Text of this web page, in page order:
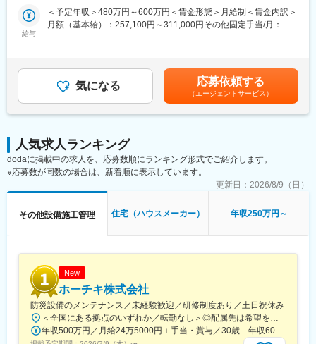
変更の範囲：会社の定める業務
（3）施工スケジュールの作成・調整
（4）現場の進捗管理、安全管理、品質チェック
地元で腰を据えて働きたい方にとって働きやすい環境です。
管理業務も効率化されています。早い方で3か月程度で1棟を主担
当としてお任せするケースもあります。
良く、質問しやすい環境です。
■ 企業の特徴・魅力
宅）をいち早く導入するなど環境配慮型住宅にも積極的。創業50
年の信頼と豊富な土地情報を強みに、知多半島で安定した受注を
継続しています。
また、長期休暇（夏8日・冬11日）、残業は月平均20時間程度、
報奨金・賞与充実など、“働きやすさ”と“成果評価”を両立できる点
も魅力です。
給与
＜予定年収＞480万円～600万円＜賃金形態＞月給制＜賃金内訳＞
月額（基本給）：257,100円～311,000円その他固定手当/月：
業手当＞有＜給与補足＞■その他固定手当・資格手当（一級建築施
工管理技士：20,000円）■月給＋下記手当などを支給・役付手当
（主任：15,000円～）・資格手当（一級建築施工管理技士以外の
資格が対象）・賞与（年2回）賃金はあくまでも目安の金額であ
当を含めた表記です。
気になる 応募依頼する
（エージェントサービス）
人気求人ランキング
dodaに掲載中の求人を、応募数順にランキング形式でご紹介します。
※応募数が同数の場合は、新着順に表示しています。
更新日： 2026/8/9（日）
その他設備施工管理 住宅（ハウスメーカー） 年収250万円～
New
ホーチキ株式会社
防災設備のメンテナンス／未経験歓迎／研修制度あり／土日祝休み
＜全国にある拠点のいずれか／転勤なし＞◎配属先は希望を考慮し決定します！◎U・Iターン歓迎！ 社宅・独身寮完備！＜北海道・東北エリア＞■北海道（札幌市）■宮城県（仙台市・角田市）■岩手県（盛岡市）■福島県（福島市）＜関東・甲信越エリア＞■東京都（品川区・千代田区・八王子市・町田市）■神奈川県（横浜市・川崎市）■千葉県（千葉市）■埼玉県（さいたま市）■新潟県（新潟市）■長野県（長野市）＜東海エリア＞■愛知県（名古屋市）＜近畿エリア＞■大阪府（東大阪市）■兵庫県（神戸市）＜中国エリア＞■広島県（広島市）＜九州エリア＞■福岡県（北九州市・福岡市）■熊本県（熊本市）
年収500万円／月給24万5000円＋手当・賞与／30歳 年収600万円／月給31万円＋手当・賞与／35歳